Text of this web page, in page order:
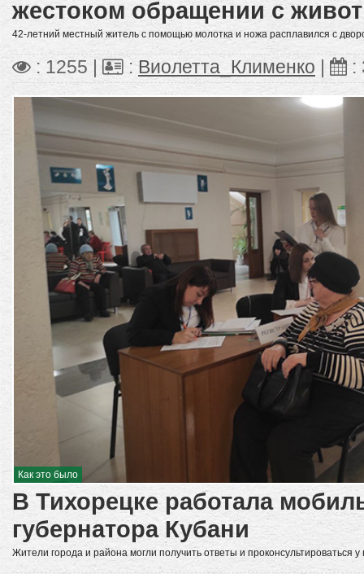
жестоком обращении с
42-летний местный житель с помощью молотка и ножа расплавился с
: 1255 | :Виолетта_Клименко | :
Как это было
В Тихорецке работала
губернатора Кубани
Жители города и района могли получить ответы и проконсультироваться